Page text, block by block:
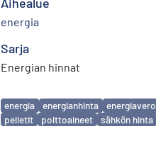
energia
Sarja
Energian hinnat
Avainsanat
energia energianhinta energiavero
pelletit
polttoaineet sähkön hinta